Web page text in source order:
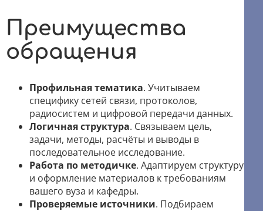
Преимущества
обращения
Профильная тематика. Учитываем
специфику сетей связи, протоколов,
радиосистем и цифровой передачи данных.
Логичная структура. Связываем цель,
задачи, методы, расчёты и выводы в
последовательное исследование.
Работа по методичке. Адаптируем структуру
и оформление материалов к требованиям
вашего вуза и кафедры.
Проверяемые источники. Подбираем